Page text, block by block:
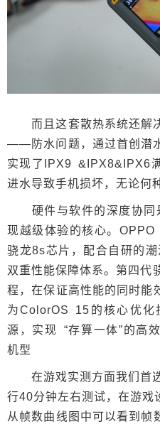
而且这套散热系统还解
——防水问题，通过首创潜
实现了IPX9 &IPX8&IPX6
进水导致手机损坏，无论何
硬件与软件的深度协同
现越级体验的核心。
骁龙8s芯片，配合自研的
双重性能保障体系。第四代
程，在保证高性能的同时能
为ColorOS 15的核心优化
源，实现 “存算一体”的高
机型
在游戏实测方面我们首选
行40分钟左右测试，在游戏
从帧数曲线图中可以看到帧